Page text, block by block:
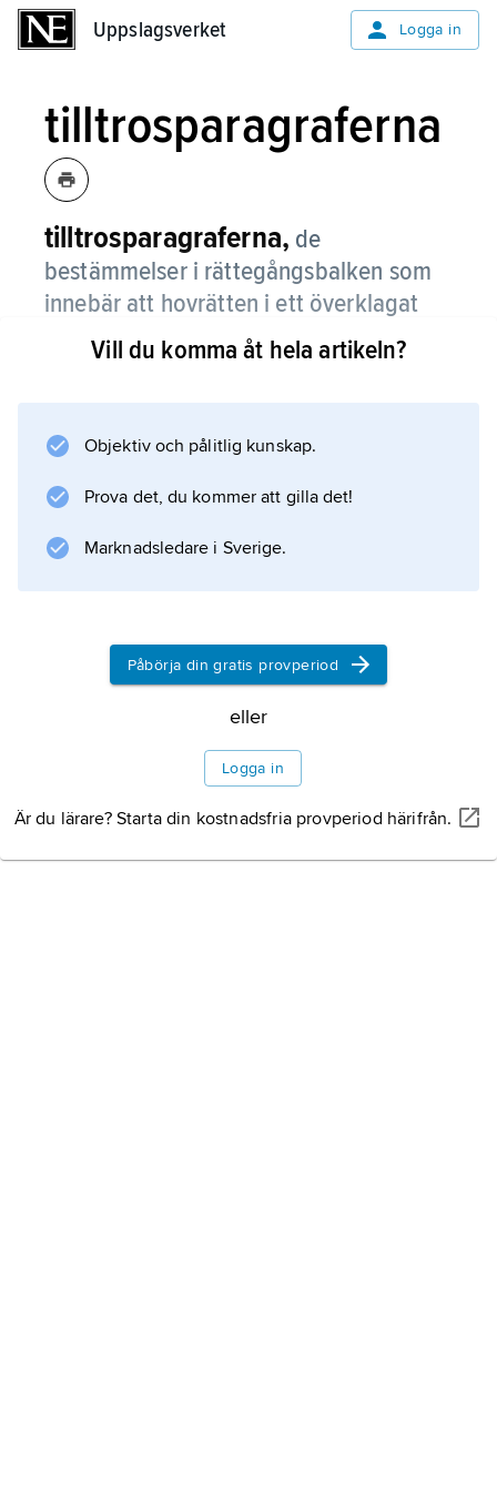
Uppslagsverket Logga in
tilltrosparagraferna
tilltrosparagraferna, de
bestämmelser i rättegångsbalken som
innebär att hovrätten i ett överklagat
mål inte får ändra underrättens domslut
på grund av att man gör en annan
syn utan att ifrågavarande bevisning tas
upp på nytt i hovrätten.
Vill du komma åt hela artikeln?
Objektiv och pålitlig kunskap.
Prova det, du kommer att gilla det!
Marknadsledare i Sverige.
Påbörja din gratis provperiod
eller
Logga in
Är du lärare? Starta din kostnadsfria provperiod härifrån.